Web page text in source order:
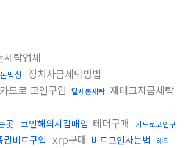
세탁업체
믹싱 정치자금세탁방법
카드로 코인구입 탈세돈세탁 재테크자금세탁
곳 코인해외지갑매입 테더구매
카드로코인구
권비트구입 xrp구매 비트코인사는법 해외